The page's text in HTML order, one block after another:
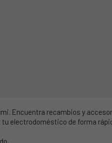
Encuentra recambios y
electrodoméstico de forma